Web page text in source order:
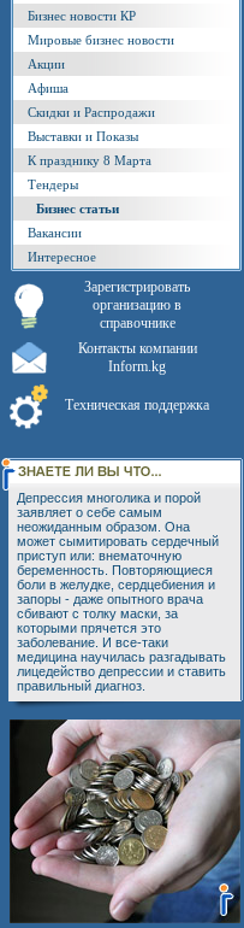
Бизнес новости КР
Мировые бизнес новости
Акции
Афиша
Скидки и Распродажи
Выставки и Показы
К празднику 8 Марта
Тендеры
Бизнес статьи
Вакансии
Интересное
Зарегистрировать
организацию в
справочнике
Контакты компании
Inform.kg
Техническая поддержка
Депрессия многолика и порой
заявляет о себе самым
неожиданным образом. Она
может сымитировать сердечный
приступ или: внематочную
беременность. Повторяющиеся
боли в желудке, сердцебиения и
запоры - даже опытного врача
сбивают с толку маски, за
которыми прячется это
заболевание. И все-таки
медицина научилась разгадывать
лицедейство депрессии и ставить
правильный диагноз.